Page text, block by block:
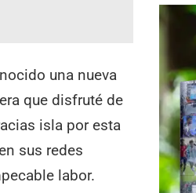
una nueva
que disfruté de
isla por esta
sus redes
labor.